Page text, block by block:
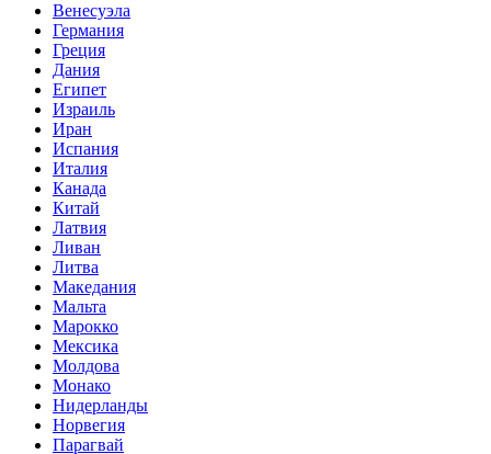
Венесуэла
Германия
Греция
Дания
Египет
Израиль
Иран
Испания
Италия
Канада
Китай
Латвия
Ливан
Литва
Македания
Мальта
Марокко
Мексика
Молдова
Монако
Нидерланды
Норвегия
Парагвай